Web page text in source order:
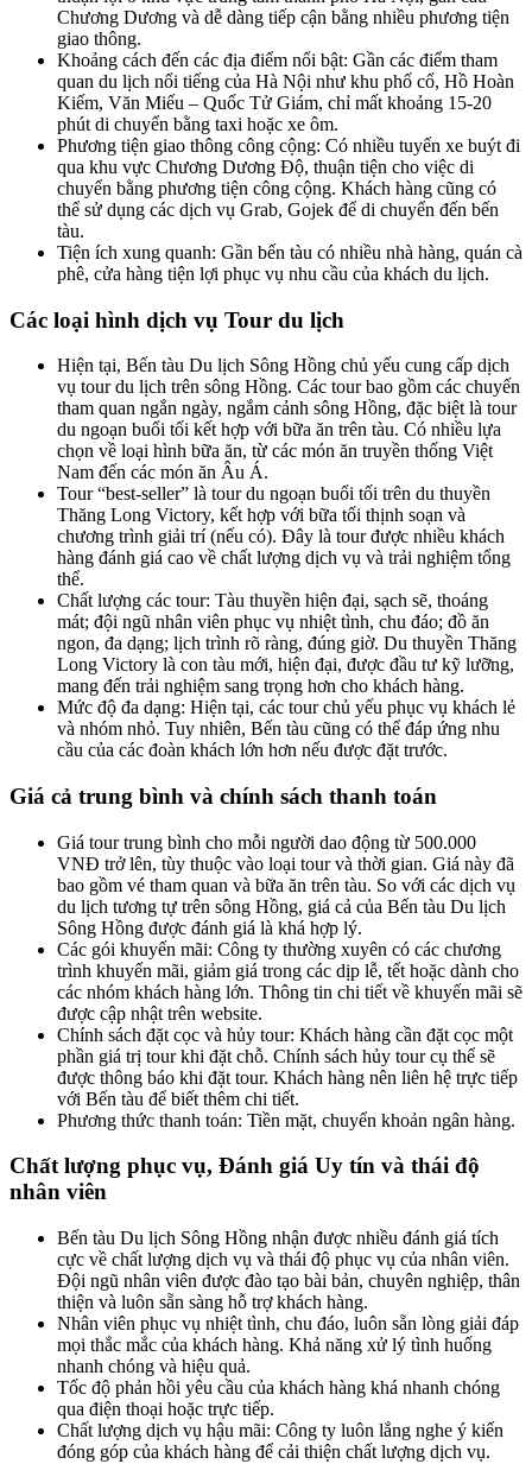
Chương Dương và dễ dàng tiếp cận bằng nhiều phương tiện
giao thông.
Khoảng cách đến các địa điểm nổi bật: Gần các điểm tham
quan du lịch nổi tiếng của Hà Nội như khu phố cổ, Hồ Hoàn
Kiếm, Văn Miếu – Quốc Tử Giám, chỉ mất khoảng 15-20
phút di chuyển bằng taxi hoặc xe ôm.
Phương tiện giao thông công cộng: Có nhiều tuyến xe buýt đi
qua khu vực Chương Dương Độ, thuận tiện cho việc di
chuyển bằng phương tiện công cộng. Khách hàng cũng có
thể sử dụng các dịch vụ Grab, Gojek để di chuyển đến bến
tàu.
Tiện ích xung quanh: Gần bến tàu có nhiều nhà hàng, quán cà
phê, cửa hàng tiện lợi phục vụ nhu cầu của khách du lịch.
Các loại hình dịch vụ Tour du lịch
Hiện tại, Bến tàu Du lịch Sông Hồng chủ yếu cung cấp dịch
vụ tour du lịch trên sông Hồng. Các tour bao gồm các chuyến
tham quan ngắn ngày, ngắm cảnh sông Hồng, đặc biệt là tour
du ngoạn buổi tối kết hợp với bữa ăn trên tàu. Có nhiều lựa
chọn về loại hình bữa ăn, từ các món ăn truyền thống Việt
Nam đến các món ăn Âu Á.
Tour “best-seller” là tour du ngoạn buổi tối trên du thuyền
Thăng Long Victory, kết hợp với bữa tối thịnh soạn và
chương trình giải trí (nếu có). Đây là tour được nhiều khách
hàng đánh giá cao về chất lượng dịch vụ và trải nghiệm tổng
thể.
Chất lượng các tour: Tàu thuyền hiện đại, sạch sẽ, thoáng
mát; đội ngũ nhân viên phục vụ nhiệt tình, chu đáo; đồ ăn
ngon, đa dạng; lịch trình rõ ràng, đúng giờ. Du thuyền Thăng
Long Victory là con tàu mới, hiện đại, được đầu tư kỹ lưỡng,
mang đến trải nghiệm sang trọng hơn cho khách hàng.
Mức độ đa dạng: Hiện tại, các tour chủ yếu phục vụ khách lẻ
và nhóm nhỏ. Tuy nhiên, Bến tàu cũng có thể đáp ứng nhu
cầu của các đoàn khách lớn hơn nếu được đặt trước.
Giá cả trung bình và chính sách thanh toán
Giá tour trung bình cho mỗi người dao động từ 500.000
VNĐ trở lên, tùy thuộc vào loại tour và thời gian. Giá này đã
bao gồm vé tham quan và bữa ăn trên tàu. So với các dịch vụ
du lịch tương tự trên sông Hồng, giá cả của Bến tàu Du lịch
Sông Hồng được đánh giá là khá hợp lý.
Các gói khuyến mãi: Công ty thường xuyên có các chương
trình khuyến mãi, giảm giá trong các dịp lễ, tết hoặc dành cho
các nhóm khách hàng lớn. Thông tin chi tiết về khuyến mãi sẽ
được cập nhật trên website.
Chính sách đặt cọc và hủy tour: Khách hàng cần đặt cọc một
phần giá trị tour khi đặt chỗ. Chính sách hủy tour cụ thể sẽ
được thông báo khi đặt tour. Khách hàng nên liên hệ trực tiếp
với Bến tàu để biết thêm chi tiết.
Phương thức thanh toán: Tiền mặt, chuyển khoản ngân hàng.
Chất lượng phục vụ, Đánh giá Uy tín và thái độ
nhân viên
Bến tàu Du lịch Sông Hồng nhận được nhiều đánh giá tích
cực về chất lượng dịch vụ và thái độ phục vụ của nhân viên.
Đội ngũ nhân viên được đào tạo bài bản, chuyên nghiệp, thân
thiện và luôn sẵn sàng hỗ trợ khách hàng.
Nhân viên phục vụ nhiệt tình, chu đáo, luôn sẵn lòng giải đáp
mọi thắc mắc của khách hàng. Khả năng xử lý tình huống
nhanh chóng và hiệu quả.
Tốc độ phản hồi yêu cầu của khách hàng khá nhanh chóng
qua điện thoại hoặc trực tiếp.
Chất lượng dịch vụ hậu mãi: Công ty luôn lắng nghe ý kiến
đóng góp của khách hàng để cải thiện chất lượng dịch vụ.